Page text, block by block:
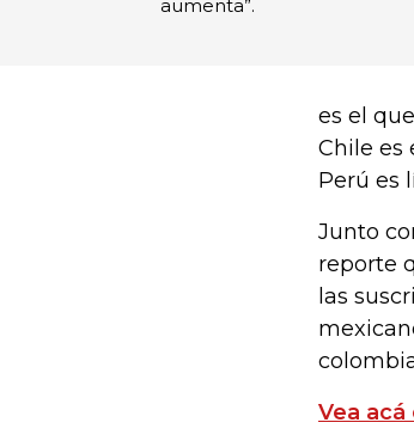
aumenta”.
es el
Chile es
Perú es
Junto
reporte
las
Vea